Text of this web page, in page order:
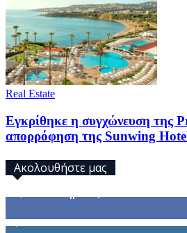
Real Estate
Εγκρίθηκε η συγχώνευση της
απορρόφηση της Sunwing
Ακολουθήστε μας